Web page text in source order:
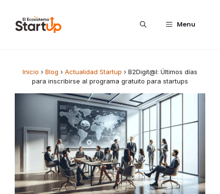
Menu
Inicio › Blog › Actualidad Startup › B2Digit@l: Últimos días
para inscribirse al programa gratuito para startups